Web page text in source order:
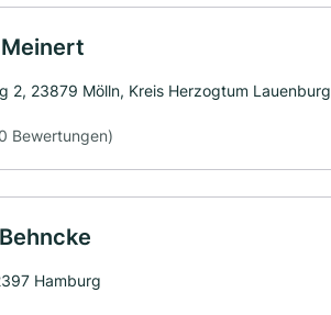
2, 23879 Mölln, Kreis Herzogtum Lauenburg
Bewertungen)
Hamburg